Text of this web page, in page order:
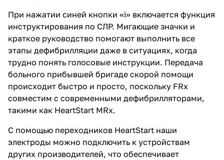
При нажатии синей кнопки «i» включается функция
инструктирования по СЛР. Мигающие значки и
краткое руководство помогают выполнить все
этапы дефибрилляции даже в ситуациях, когда
трудно понять голосовые инструкции. Передача
больного прибывшей бригаде скорой помощи
происходит быстро и просто, поскольку FRx
совместим с современными дефибрилляторами,
такими как HeartStart MRx.
С помощью переходников HeartStart наши
электроды можно подключить к устройствам
других производителей, что обеспечивает